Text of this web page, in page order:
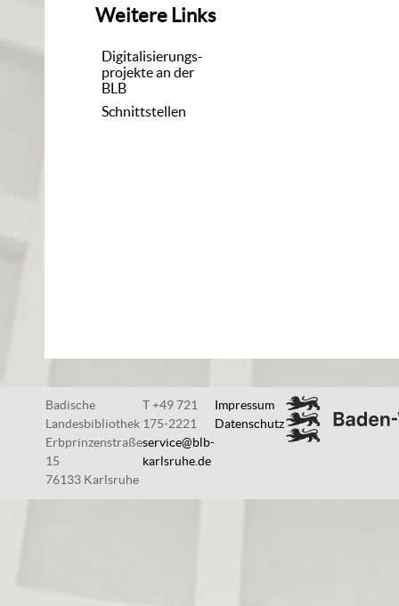
Weitere Links
Digitalisierungs-
projekte an der
BLB
Schnittstellen
Badische
Landesbibliothek
Erbprinzenstraße
15
76133 Karlsruhe
T +49 721
175-2221
service@blb-
karlsruhe.de
Impressum
Datenschutz